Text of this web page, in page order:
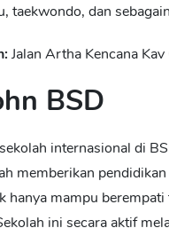
taekwondo, dan
Jalan Artha Kencana
BSD
internasional di
memberikan
hanya mampu
ini secara aktif